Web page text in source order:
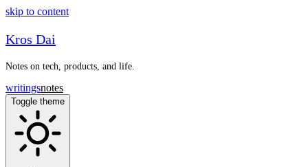
skip to content
Kros Dai
Notes on tech, products, and life.
writingsnotes
Toggle theme